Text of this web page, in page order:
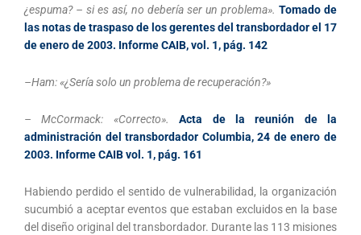
¿espuma? – si es así, no debería ser un problema». Tomado de
las notas de traspaso de los gerentes del transbordador el 17
de enero de 2003. Informe CAIB, vol. 1, pág. 142
–Ham: «¿Sería solo un problema de recuperación?»
– McCormack: «Correcto».Acta de la reunión de la
administración del transbordador Columbia, 24 de enero de
2003. Informe CAIB vol. 1, pág. 161
Habiendo perdido el sentido de vulnerabilidad, la organización
sucumbió a aceptar eventos que estaban excluidos en la base
del diseño original del transbordador. Durante las 113 misiones